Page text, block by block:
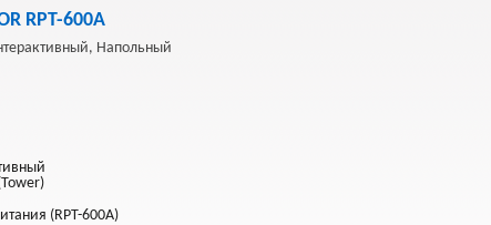
RPT-600A
Напольный
(RPT-600A)